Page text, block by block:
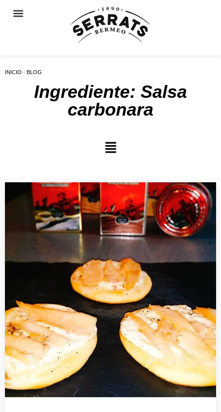
INICIO · BLOG
Ingrediente: Salsa
carbonara